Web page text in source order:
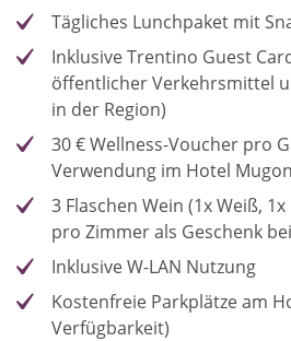
Tägliches Lunchpaket mit
Inklusive Trentino Guest
öffentlicher Verkehrsmittel
in der Region)
30 € Wellness-Voucher pro
Verwendung im Hotel
3 Flaschen Wein (1x Weiß,
pro Zimmer als Geschenk
Inklusive W-LAN Nutzung
Kostenfreie Parkplätze am
Verfügbarkeit)